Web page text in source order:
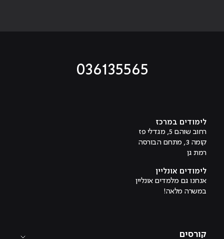
036135565
לימודים במרכז
רחוב שוהם 5, מגדלי פז
קומה 3, מתחם הבורסה
רמת גן
לימודים אונליין
אנחנו גם מלמדים אונליין
במשרה מלאה!
קורסים